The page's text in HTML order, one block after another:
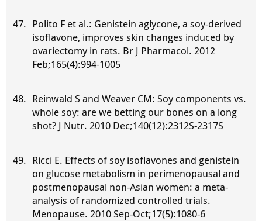
Polito F et al.: Genistein aglycone, a soy-derived
isoflavone, improves skin changes induced by
ovariectomy in rats. Br J Pharmacol. 2012
Feb;165(4):994-1005
Reinwald S and Weaver CM: Soy components vs.
whole soy: are we betting our bones on a long
shot? J Nutr. 2010 Dec;140(12):2312S-2317S
Ricci E. Effects of soy isoflavones and genistein
on glucose metabolism in perimenopausal and
postmenopausal non-Asian women: a meta-
analysis of randomized controlled trials.
Menopause. 2010 Sep-Oct;17(5):1080-6